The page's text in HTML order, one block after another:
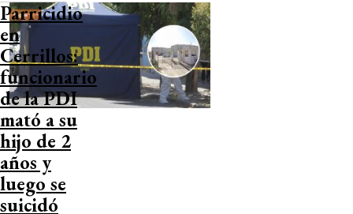
Parricidio
en
Cerrillos:
funcionario
de la PDI
mató a su
hijo de 2
años y
luego se
suicidó